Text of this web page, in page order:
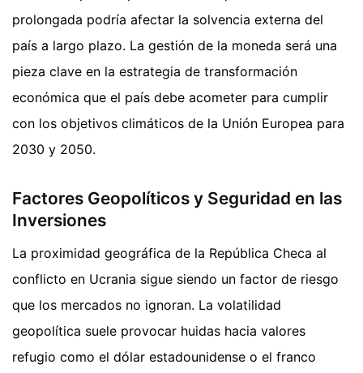
prolongada podría afectar la solvencia externa del
país a largo plazo. La gestión de la moneda será una
pieza clave en la estrategia de transformación
económica que el país debe acometer para cumplir
con los objetivos climáticos de la Unión Europea para
2030 y 2050.
Factores Geopolíticos y Seguridad en las
Inversiones
La proximidad geográfica de la República Checa al
conflicto en Ucrania sigue siendo un factor de riesgo
que los mercados no ignoran. La volatilidad
geopolítica suele provocar huidas hacia valores
refugio como el dólar estadounidense o el franco